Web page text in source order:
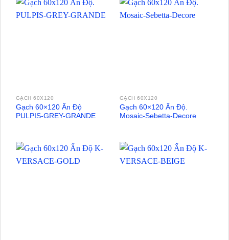
GẠCH 60X120
Gạch 60×120 Ấn Độ
PULPIS-GREY-GRANDE
GẠCH 60X120
Gạch 60×120 Ấn Độ.
Mosaic-Sebetta-Decore